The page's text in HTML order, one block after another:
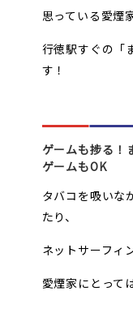
思っている愛煙
行徳駅すぐの「
す！
ゲームも捗る！
ゲームもOK
タバコを吸いな
たり、
ネットサーフィ
愛煙家にとって